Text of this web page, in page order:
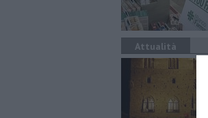
Attualità